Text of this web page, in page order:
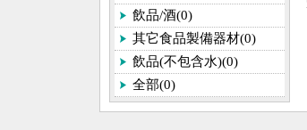
飲品/酒(0)
其它食品製備器材(0)
飲品(不包含水)(0)
全部(0)